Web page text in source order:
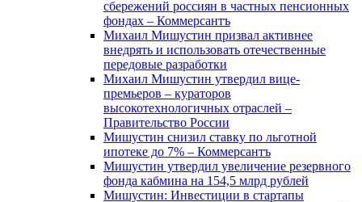
сбережений россиян в частных пенсионных
фондах – Коммерсантъ
Михаил Мишустин призвал активнее
внедрять и использовать отечественные
передовые разработки
Михаил Мишустин утвердил вице-
премьеров – кураторов
высокотехнологичных отраслей –
Правительство России
Мишустин снизил ставку по льготной
ипотеке до 7% – Коммерсантъ
Мишустин утвердил увеличение резервного
фонда кабмина на 154,5 млрд рублей
Мишустин: Инвестиции в стартапы